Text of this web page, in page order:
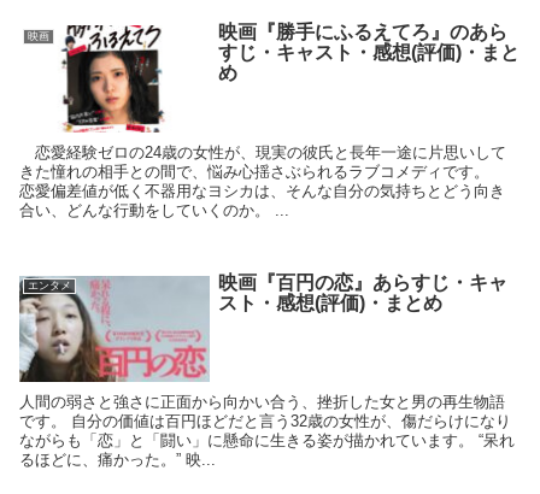
映画
映画『勝手にふるえてろ』のあら
すじ・キャスト・感想(評価)・まと
め
恋愛経験ゼロの24歳の女性が、現実の彼氏と長年一途に片思いして
きた憧れの相手との間で、悩み心揺さぶられるラブコメディです。
恋愛偏差値が低く不器用なヨシカは、そんな自分の気持ちとどう向き
合い、どんな行動をしていくのか。 ...
エンタメ
映画『百円の恋』あらすじ・キャ
スト・感想(評価)・まとめ
人間の弱さと強さに正面から向かい合う、挫折した女と男の再生物語
です。 自分の価値は百円ほどだと言う32歳の女性が、傷だらけになり
ながらも「恋」と「闘い」に懸命に生きる姿が描かれています。 “呆れ
るほどに、痛かった。” 映...